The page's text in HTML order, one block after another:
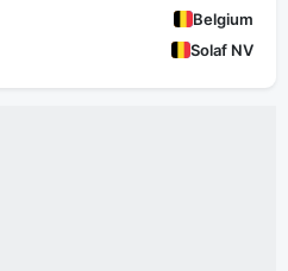
Belgium
Solaf NV